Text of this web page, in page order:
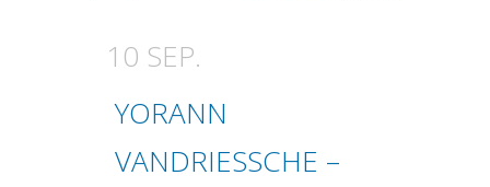
10 SEP.
YORANN
VANDRIESSCHE –